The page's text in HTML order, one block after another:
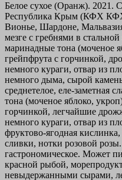
Белое сухое (Оранж). 2021.
Республика Крым (КФХ
Вионье, Шардоне,
мезге с гребнями в
маринадные тона (моченое
грейпфрута с горчинкой,
немного кураги, отвар из
немного дыма, сырой
среднетелое, еле-заметная
тона (моченое яблоко,
горчинкой, легчайшие
немного кураги, отвар из
фруктово-ягодная
сливки, нотки розовой
гастрономическое. Может
красной рыбой,
невыдержанными сырами,